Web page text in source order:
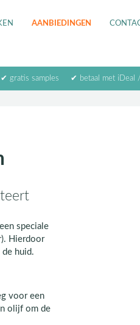
AANBIEDINGEN
✔ gratis samples ✔ betaal met iDeal
speciale
Hierdoor
huid.
voor een
olijf om de